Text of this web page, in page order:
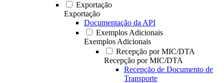
Exportação
Exportação
Documentação da API
Exemplos Adicionais
Exemplos Adicionais
Recepção por MIC/DTA
Recepção por MIC/DTA
Recepção de Documento de
Transporte